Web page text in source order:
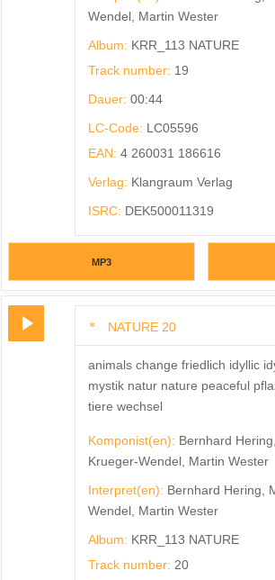
Wendel, Martin Wester
Album: KRR_113 NATURE
Track number: 19
Dauer: 00:44
LC-Code: LC05596
EAN: 4 260031 186616
Verlag: Klangraum Verlag
ISRC: DEK500011319
MP3
NATURE 20
animals change friedlich idyllic
mystik natur nature peaceful
tiere wechsel
Komponist(en): Bernhard
Krueger-Wendel, Martin Wester
Interpret(en): Bernhard Hering,
Wendel, Martin Wester
Album: KRR_113 NATURE
Track number: 20